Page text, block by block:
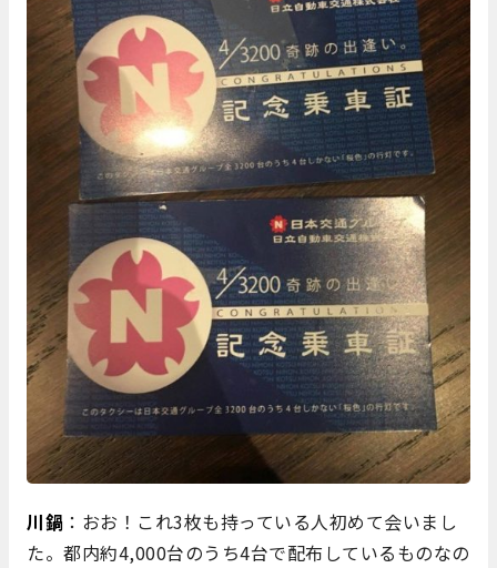
川鍋 ：おお！これ3枚も持っている人初めて会いまし
た。都内約4,000台のうち4台で配布しているものなの